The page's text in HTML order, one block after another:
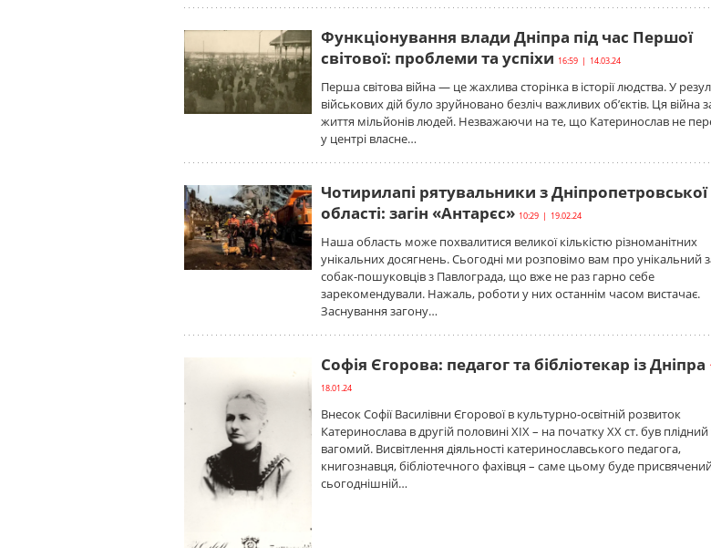
Функціонування влади Дніпра під час Першої
світової: проблеми та успіхи 16:59 | 14.03.24
Перша світова війна — це жахлива сторінка в історії людства. У
військових дій було зруйновано безліч важливих об’єктів. Ця війна
життя мільйонів людей. Незважаючи на те, що Катеринослав не
у центрі власне…
Чотирилапі рятувальники з Дніпропетровської
області: загін «Антарєс» 10:29 | 19.02.24
Наша область може похвалитися великої кількістю різноманітних
унікальних досягнень. Сьогодні ми розповімо вам про унікальний
собак-пошуковців з Павлограда, що вже не раз гарно себе
зарекомендували. Нажаль, роботи у них останнім часом вистачає.
Заснування загону…
Софія Єгорова: педагог та бібліотекар із Дніпра
18.01.24
Внесок Софії Василівни Єгорової в культурно-освітній розвиток
Катеринослава в другій половині ХІХ – на початку ХХ ст. був плідний
вагомий. Висвітлення діяльності катеринославського педагога,
книгознавця, бібліотечного фахівця – саме цьому буде
сьогоднішній…